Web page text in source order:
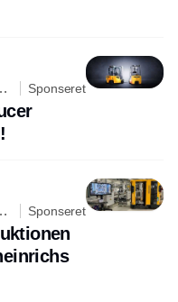
Sponseret
Sponseret